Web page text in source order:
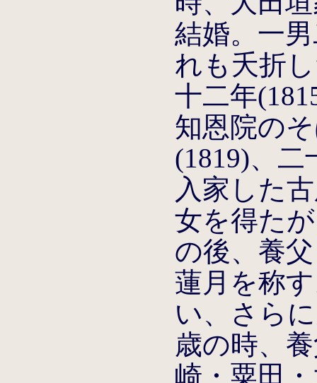
結婚。一
れも夭折
十二年
知恩院の
(1819)、
入家した
女を得た
の後、養
蓮月を称
い、さら
歳の時、
崎・粟田